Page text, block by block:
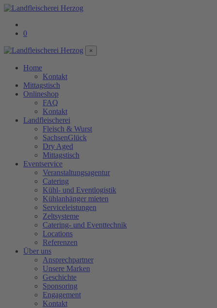
0
×
Home
Kontakt
Mittagstisch
Onlineshop
FAQ
Kontakt
Landfleischerei
Fleisch & Wurst
SachsenGlück
Dry Aged
Mittagstisch
Eventservice
Veranstaltungsagentur
Catering
Kühl- und Eventlogistik
Kühlanhänger mieten
Serviceleistungen
Zeltsysteme
Catering- und Eventtechnik
Locations
Referenzen
Über uns
Ansprechpartner
Unsere Marken
Geschichte
Sponsoring
Engagement
Kontakt